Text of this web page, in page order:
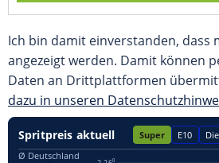
Ich bin damit einverstanden, dass
angezeigt werden. Damit können
Daten an Drittplattformen
dazu in unseren